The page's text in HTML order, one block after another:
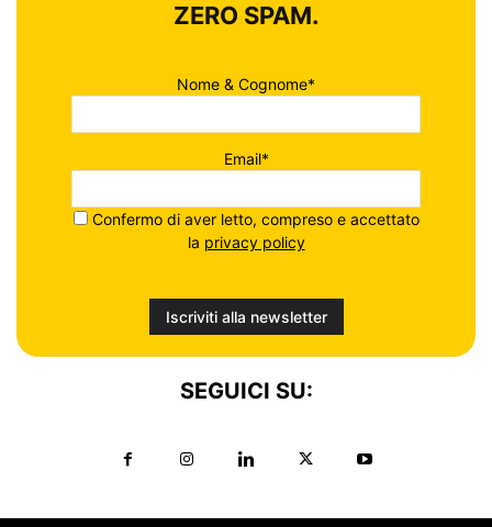
ZERO SPAM.
Nome & Cognome*
Email*
Confermo di aver letto, compreso e accettato
la privacy policy
SEGUICI SU: